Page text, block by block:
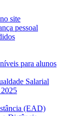
site
pessoal
para alunos
Salarial
(EAD)